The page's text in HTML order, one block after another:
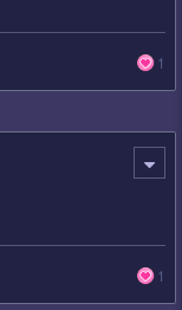
1
1